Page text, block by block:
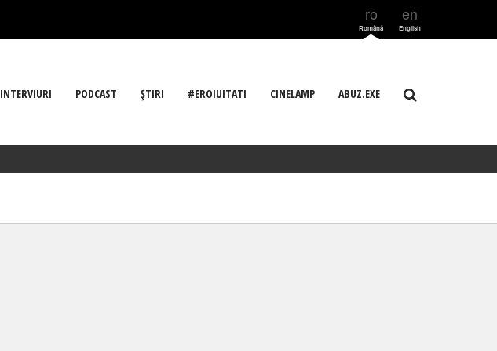
ro
Română
en
English
INTERVIURI PODCAST ŞTIRI #EROIUITATI CINELAMP ABUZ.EXE